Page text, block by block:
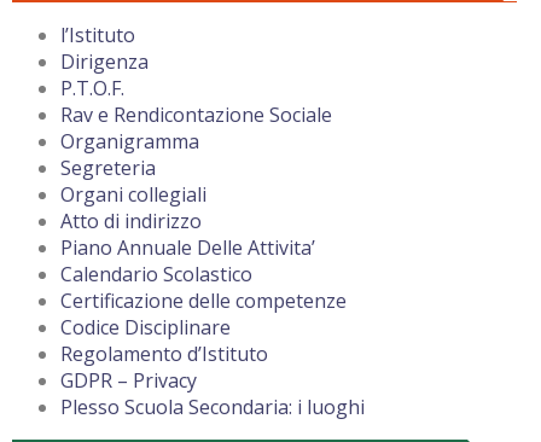
l’Istituto
Dirigenza
P.T.O.F.
Rav e Rendicontazione Sociale
Organigramma
Segreteria
Organi collegiali
Atto di indirizzo
Piano Annuale Delle Attivita’
Calendario Scolastico
Certificazione delle competenze
Codice Disciplinare
Regolamento d’Istituto
GDPR – Privacy
Plesso Scuola Secondaria: i luoghi